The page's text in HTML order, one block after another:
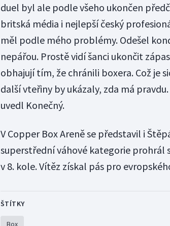
duel byl ale podle všeho ukončen
britská média i nejlepší český
měl podle mého problémy. Odešel
nepářou. Prostě vidí šanci ukončit
obhajují tím, že chránili boxera. Což je
další vteřiny by ukázaly, zda má
uvedl Konečný.
V Copper Box Areně se představil i
superstřední váhové kategorie prohrál
v 8. kole. Vítěz získal pás pro
ŠTÍTKY
Box